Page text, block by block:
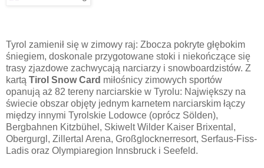
Tyrol zamienił się w zimowy raj: Zbocza pokryte głębokim
śniegiem, doskonale przygotowane stoki i niekończące się
trasy zjazdowe zachwycają narciarzy i snowboardzistów. Z
kartą Tirol Snow Card miłośnicy zimowych sportów
opanują aż 82 tereny narciarskie w Tyrolu: Największy na
świecie obszar objęty jednym karnetem narciarskim łączy
między innymi Tyrolskie Lodowce (oprócz Sölden),
Bergbahnen Kitzbühel, Skiwelt Wilder Kaiser Brixental,
Obergurgl, Zillertal Arena, Großglocknerresort, Serfaus-Fiss-
Ladis oraz Olympiaregion Innsbruck i Seefeld.